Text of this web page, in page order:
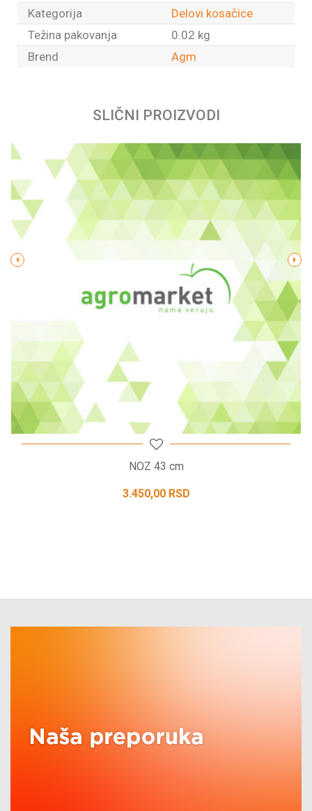
Kategorija
Delovi kosačice
Težina pakovanja
0.02 kg
Brend
Agm
Poruka
SLIČNI PROIZVODI
NOZ 43 cm
3.450,00 RSD